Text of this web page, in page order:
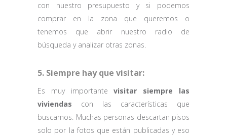
con nuestro presupuesto y si podemos
comprar en la zona que queremos o
tenemos que abrir nuestro radio de
búsqueda y analizar otras zonas.
5. Siempre hay que visitar:
Es muy importante visitar siempre las
viviendas con las características que
buscamos. Muchas personas descartan pisos
solo por la fotos que están publicadas y eso